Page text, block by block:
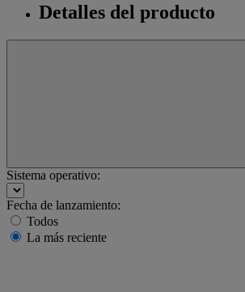
Detalles del producto
Sistema operativo:
Fecha de lanzamiento:
Todos
La más reciente